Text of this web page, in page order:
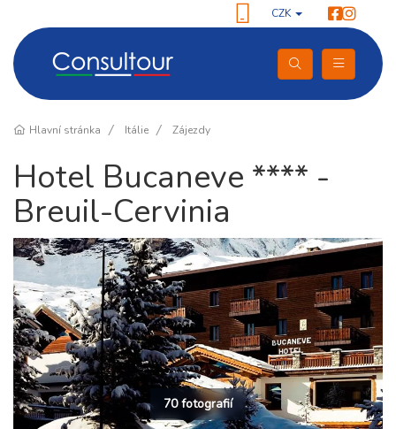
CZK
Hlavní stránka Itálie Zájezdy
Hotel Bucaneve **** -
Breuil-Cervinia
70 fotografií